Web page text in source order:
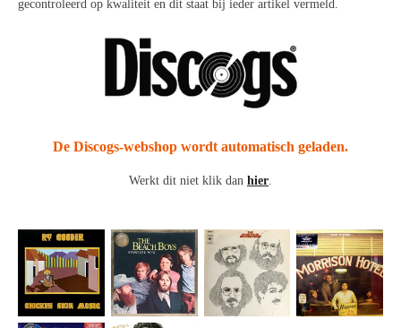
gecontroleerd op kwaliteit en dit staat bij ieder artikel vermeld.
De Discogs-webshop wordt automatisch geladen.
Werkt dit niet klik dan hier.